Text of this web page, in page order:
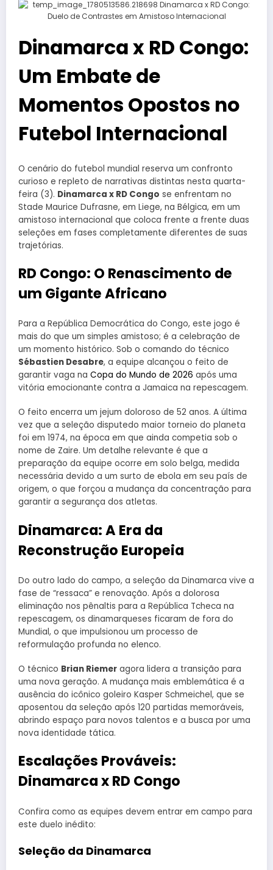
Dinamarca x RD Congo:
Um Embate de
Momentos Opostos no
Futebol Internacional
O cenário do futebol mundial reserva um confronto
curioso e repleto de narrativas distintas nesta quarta-
feira (3). Dinamarca x RD Congo se enfrentam no
Stade Maurice Dufrasne, em Liege, na Bélgica, em um
amistoso internacional que coloca frente a frente duas
seleções em fases completamente diferentes de suas
trajetórias.
RD Congo: O Renascimento de
um Gigante Africano
Para a República Democrática do Congo, este jogo é
mais do que um simples amistoso; é a celebração de
um momento histórico. Sob o comando do técnico
Sébastien Desabre, a equipe alcançou o feito de
garantir vaga na Copa do Mundo de 2026 após uma
vitória emocionante contra a Jamaica na repescagem.
O feito encerra um jejum doloroso de 52 anos. A última
vez que a seleção disputedo maior torneio do planeta
foi em 1974, na época em que ainda competia sob o
nome de Zaire. Um detalhe relevante é que a
preparação da equipe ocorre em solo belga, medida
necessária devido a um surto de ebola em seu país de
origem, o que forçou a mudança da concentração para
garantir a segurança dos atletas.
Dinamarca: A Era da
Reconstrução Europeia
Do outro lado do campo, a seleção da Dinamarca vive a
fase de “ressaca” e renovação. Após a dolorosa
eliminação nos pênaltis para a República Tcheca na
repescagem, os dinamarqueses ficaram de fora do
Mundial, o que impulsionou um processo de
reformulação profunda no elenco.
O técnico Brian Riemer agora lidera a transição para
uma nova geração. A mudança mais emblemática é a
ausência do icônico goleiro Kasper Schmeichel, que se
aposentou da seleção após 120 partidas memoráveis,
abrindo espaço para novos talentos e a busca por uma
nova identidade tática.
Escalações Prováveis:
Dinamarca x RD Congo
Confira como as equipes devem entrar em campo para
este duelo inédito:
Seleção da Dinamarca